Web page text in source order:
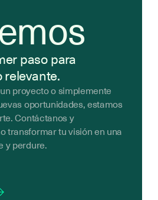
paso para
proyecto o simplemente
oportunidades, estamos
Contáctanos y
transformar tu visión en una
y perdure.